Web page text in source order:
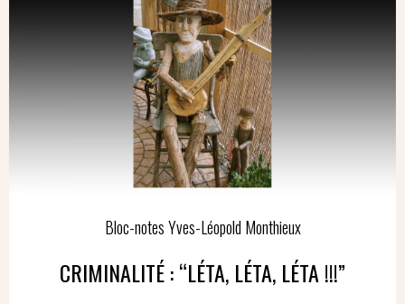
Bloc-notes Yves-Léopold Monthieux
CRIMINALITÉ : “LÉTA, LÉTA, LÉTA !!!”